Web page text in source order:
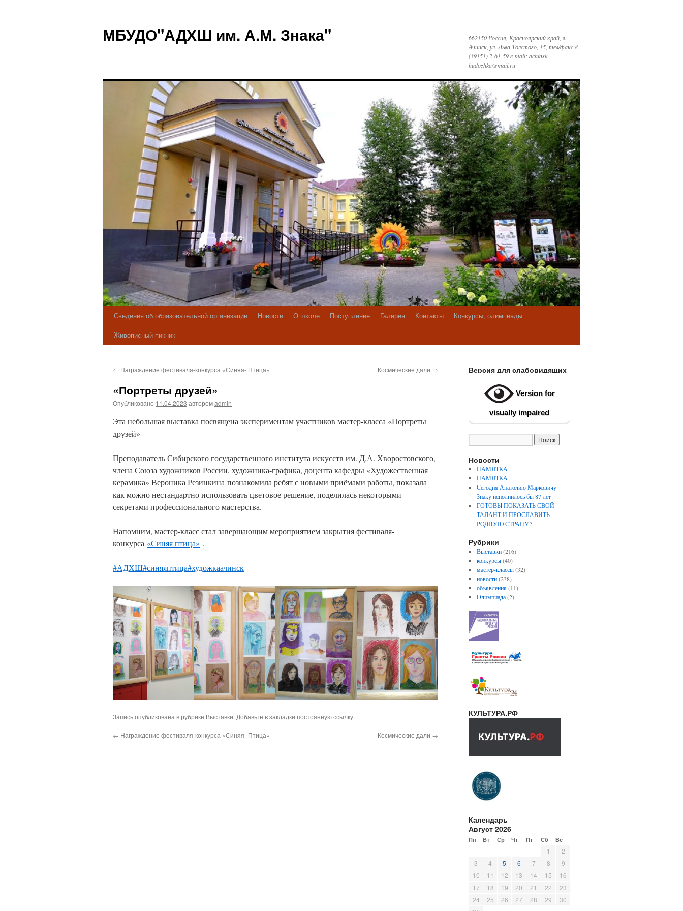
содержимому
МБУДО"АДХШ им. А.М. Знака"
662150 Россия, Красноярский край, г.
Ачинск, ул. Льва Толстого, 15, тел/факс 8
(39151) 2-61-59 e-mail: achinsk-
hudozhka@mail.ru
Сведения об образовательной организации Новости О школе Поступление Галерея Контакты
Конкурсы, олимпиады
Живописный пикник
← Награждение фестиваля-конкурса «Синяя- Птица» Космические дали →
«Портреты друзей»
Опубликовано 11.04.2023 авторомadmin
Эта небольшая выставка посвящена экспериментам участников мастер-класса «Портреты
друзей»
Преподаватель Сибирского государственного института искусств им. Д.А. Хворостовского,
члена Союза художников России, художника-графика, доцента кафедры «Художественная
керамика» Вероника Резинкина познакомила ребят с новыми приёмами работы, показала
как можно нестандартно использовать цветовое решение, поделилась некоторыми
секретами профессионального мастерства.
Напомним, мастер-класс стал завершающим мероприятием закрытия фестиваля-
конкурса «Синяя птица» .
#АДХШ#синяяптица#художкаачинск
Запись опубликована в рубрике Выставки. Добавьте в закладки постоянную ссылку.
← Награждение фестиваля-конкурса «Синяя- Птица» Космические дали →
Версия для слабовидящих
Version for
visually impaired
Новости
ПАМЯТКА
ПАМЯТКА
Сегодня Анатолию Марковичу
Знаку исполнилось бы 87 лет
ГОТОВЫ ПОКАЗАТЬ СВОЙ
ТАЛАНТ И ПРОСЛАВИТЬ
РОДНУЮ СТРАНУ?
Рубрики
Выставки(216)
конкурсы(40)
мастер-классы(32)
новости(238)
объявления(11)
Олимпиада(2)
КУЛЬТУРА.РФ
Календарь
Август 2026
Пн Вт Ср Чт Пт Сб Вс
1
2
3
4 5 6 7 8
9
10
11 12 13 14 15
16
17
18 19 20 21 22
23
24
25 26 27 28 29
30